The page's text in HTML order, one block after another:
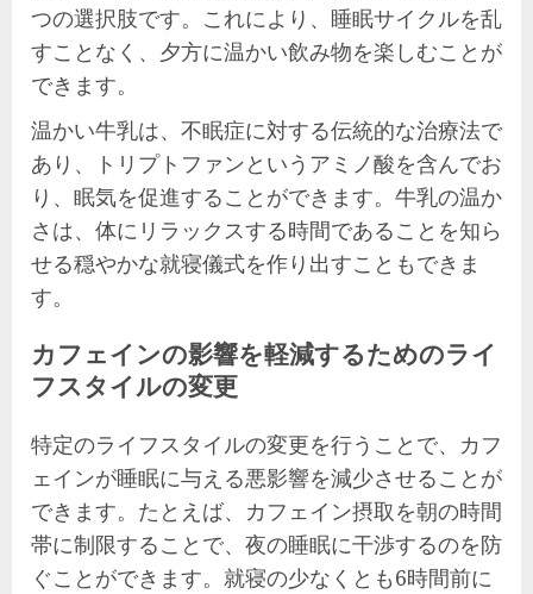
つの選択肢です。これにより、睡眠サイクルを乱
すことなく、夕方に温かい飲み物を楽しむことが
できます。
温かい牛乳は、不眠症に対する伝統的な治療法で
あり、トリプトファンというアミノ酸を含んでお
り、眠気を促進することができます。牛乳の温か
さは、体にリラックスする時間であることを知ら
せる穏やかな就寝儀式を作り出すこともできま
す。
カフェインの影響を軽減するためのライ
フスタイルの変更
特定のライフスタイルの変更を行うことで、カフ
ェインが睡眠に与える悪影響を減少させることが
できます。たとえば、カフェイン摂取を朝の時間
帯に制限することで、夜の睡眠に干渉するのを防
ぐことができます。就寝の少なくとも6時間前に